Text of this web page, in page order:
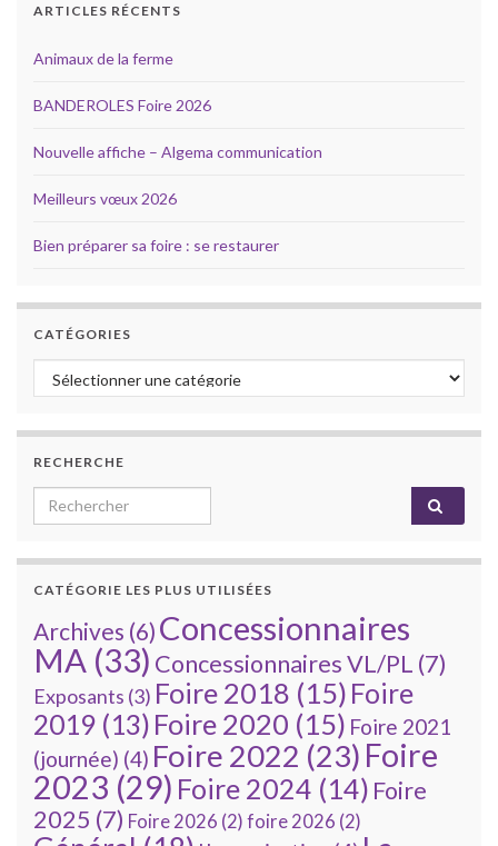
ARTICLES RÉCENTS
Animaux de la ferme
BANDEROLES Foire 2026
Nouvelle affiche – Algema communication
Meilleurs vœux 2026
Bien préparer sa foire : se restaurer
CATÉGORIES
Catégories
RECHERCHE
Search for:
CATÉGORIE LES PLUS UTILISÉES
Archives (6) Concessionnaires
MA (33) Concessionnaires VL/PL (7)
Exposants (3) Foire 2018 (15) Foire
2019 (13) Foire 2020 (15) Foire 2021
(journée) (4) Foire 2022 (23) Foire
2023 (29) Foire 2024 (14) Foire
2025 (7) Foire 2026 (2) foire 2026 (2)